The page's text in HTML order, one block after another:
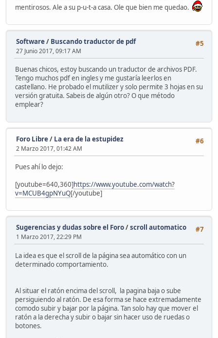
mentirosos. Ale a su p-u-t-a casa. Ole que bien me quedao.
#5
Software/ Buscando traductor de pdf
27 Junio 2017, 09:17 AM
Buenas chicos, estoy buscando un traductor de archivos PDF.
Tengo muchos pdf en ingles y me gustaría leerlos en
castellano. He probado el mutilizer y solo permite 3 hojas en su
versión gratuita. Sabeis de algún otro? O que método
emplear?
#6
Foro Libre/ La era de la estupidez
2 Marzo 2017, 01:42 AM
Pues ahí lo dejo:
[youtube=640,360]https://www.youtube.com/watch?
v=MCUB4gpNYuQ[/youtube]
#7
Sugerencias y dudas sobre el Foro/scroll automatico
1 Marzo 2017, 22:29 PM
La idea es que el scroll de la página sea automático con un
determinado comportamiento.
Al situar el ratón encima del scroll, la pagina baja o sube
persiguiendo al ratón. De esa forma se hace extremadamente
comodo subir y bajar por la página. Tan solo hay que mover el
ratón a la derecha y subir o bajar sin hacer uso de ruedas o
botones.